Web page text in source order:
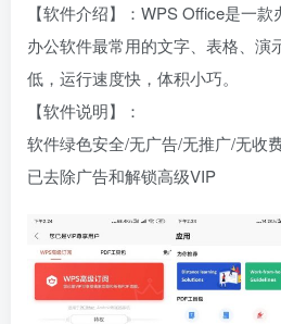
【软件介绍】：WPS Office是一
办公软件最常用的文字、表格、演
低，运行速度快，体积小巧。
【软件说明】：
软件绿色安全/无广告/无推广/无收
已去除广告和解锁高级VIP